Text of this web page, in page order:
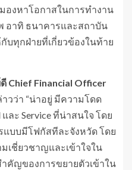
องหาโอกาสในการทำงาน
อาทิ ธนาคารและสถาบัน
บทุกฝ่ายที่เกี่ยวข้องในท้าย
Chief Financial Officer
าวว่า “น่าอยู่ มีความโดด
และ Service ที่น่าสนใจ โดย
แบบมีโฟกัสทีละจังหวัด โดย
ชี่ยวชาญและเข้าใจใน
คัญของการขยายตัวเข้าใน